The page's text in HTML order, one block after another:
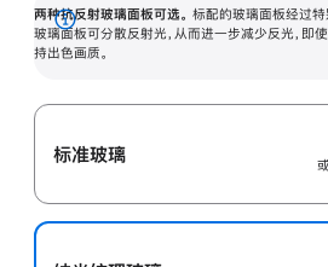
两种抗反射玻璃面板可选。 标配的玻璃面板经过特
玻璃面板可分散反射光，从而进一步减少反光，即
持出色画质。
展
开
标准玻璃